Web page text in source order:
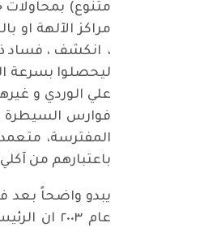
متنوع)
مراكز الآلهة او
، انكشف ، فساد
ليحصلوا بسرعة
علي الوردي و
فوارس السيطرة
المفترسة،
باعتبارهم من
يبدو واضحاً بعد
عام